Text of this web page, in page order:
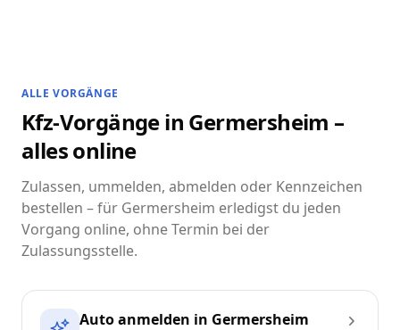
ALLE VORGÄNGE
Kfz-Vorgänge in Germersheim –
alles online
Zulassen, ummelden, abmelden oder Kennzeichen
bestellen – für Germersheim erledigst du jeden
Vorgang online, ohne Termin bei der
Zulassungsstelle.
Auto anmelden in Germersheim